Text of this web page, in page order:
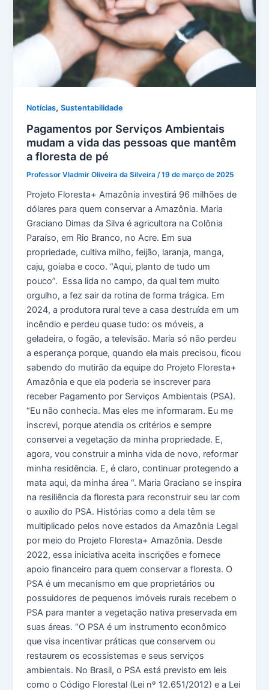
Notícias,Sustentabilidade
Pagamentos por Serviços Ambientais
mudam a vida das pessoas que mantêm
a floresta de pé
Professor Vladmir Oliveira da Silveira/19 de março de 2025
Projeto Floresta+ Amazônia investirá 96 milhões de
dólares para quem conservar a Amazônia. Maria
Graciano Dimas da Silva é agricultora na Colônia
Paraíso, em Rio Branco, no Acre. Em sua
propriedade, cultiva milho, feijão, laranja, manga,
caju, goiaba e coco. “Aqui, planto de tudo um
pouco”. Essa lida no campo, da qual tem muito
orgulho, a fez sair da rotina de forma trágica. Em
2024, a produtora rural teve a casa destruída em um
incêndio e perdeu quase tudo: os móveis, a
geladeira, o fogão, a televisão. Maria só não perdeu
a esperança porque, quando ela mais precisou, ficou
sabendo do mutirão da equipe do Projeto Floresta+
Amazônia e que ela poderia se inscrever para
receber Pagamento por Serviços Ambientais (PSA).
“Eu não conhecia. Mas eles me informaram. Eu me
inscrevi, porque atendia os critérios e sempre
conservei a vegetação da minha propriedade. E,
agora, vou construir a minha vida de novo, reformar
minha residência. E, é claro, continuar protegendo a
mata aqui, da minha área “. Maria Graciano se inspira
na resiliência da floresta para reconstruir seu lar com
o auxílio do PSA. Histórias como a dela têm se
multiplicado pelos nove estados da Amazônia Legal
por meio do Projeto Floresta+ Amazônia. Desde
2022, essa iniciativa aceita inscrições e fornece
apoio financeiro para quem conservar a floresta. O
PSA é um mecanismo em que proprietários ou
possuidores de pequenos imóveis rurais recebem o
PSA para manter a vegetação nativa preservada em
suas áreas. “O PSA é um instrumento econômico
que visa incentivar práticas que conservem ou
restaurem os ecossistemas e seus serviços
ambientais. No Brasil, o PSA está previsto em leis
como o Código Florestal (Lei nº 12.651/2012) e a Lei